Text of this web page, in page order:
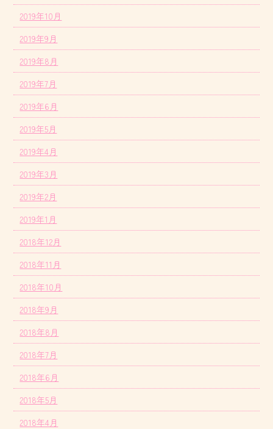
2019年10月
2019年9月
2019年8月
2019年7月
2019年6月
2019年5月
2019年4月
2019年3月
2019年2月
2019年1月
2018年12月
2018年11月
2018年10月
2018年9月
2018年8月
2018年7月
2018年6月
2018年5月
2018年4月